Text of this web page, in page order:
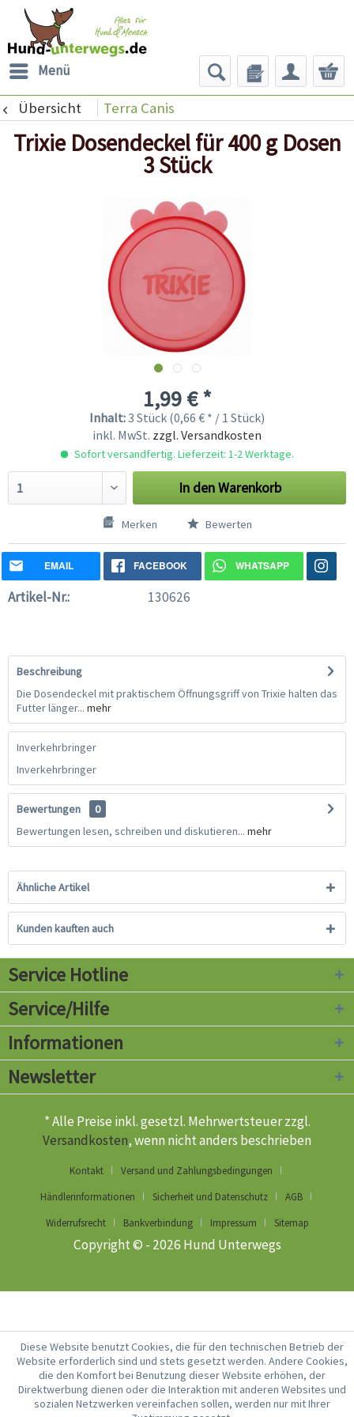
Menü
Übersicht Terra Canis
Trixie Dosendeckel für 400 g Dosen
3 Stück
1,99 € *
Inhalt:3 Stück (0,66 € * / 1 Stück)
inkl. MwSt. zzgl. Versandkosten
Sofort versandfertig. Lieferzeit: 1-2 Werktage.
In denWarenkorb
Merken Bewerten
EMAIL FACEBOOK WHATSAPP
Artikel-Nr.: 130626
Beschreibung
Die Dosendeckel mit praktischem Öffnungsgriff von Trixie halten das
Futter länger... mehr
Inverkehrbringer
Inverkehrbringer
Bewertungen
0
Bewertungen lesen, schreiben und diskutieren... mehr
Ähnliche Artikel
Kunden kauften auch
Service Hotline
Service/Hilfe
Informationen
Newsletter
* Alle Preise inkl. gesetzl. Mehrwertsteuer zzgl.
Versandkosten, wenn nicht anders beschrieben
Kontakt
Versand und Zahlungsbedingungen
Händlerinformationen
Sicherheit und Datenschutz
AGB
Widerrufsrecht
Bankverbindung Impressum Sitemap
Copyright © - 2026 Hund Unterwegs
Diese Website benutzt Cookies, die für den technischen Betrieb der
Website erforderlich sind und stets gesetzt werden. Andere Cookies,
die den Komfort bei Benutzung dieser Website erhöhen, der
Direktwerbung dienen oder die Interaktion mit anderen Websites und
sozialen Netzwerken vereinfachen sollen, werden nur mit Ihrer